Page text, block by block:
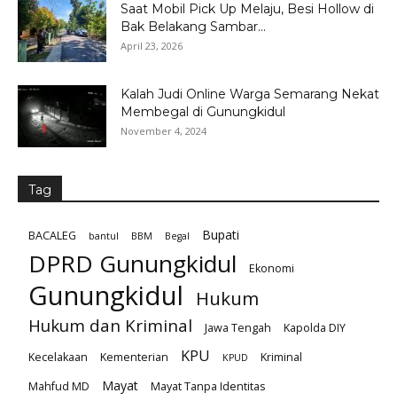
Saat Mobil Pick Up Melaju, Besi Hollow di
Bak Belakang Sambar...
April 23, 2026
Kalah Judi Online Warga Semarang Nekat
Membegal di Gunungkidul
November 4, 2024
Tag
BACALEG bantul BBM Begal Bupati
DPRD Gunungkidul Ekonomi
Gunungkidul Hukum
Hukum dan Kriminal Jawa Tengah
Kapolda DIY
Kecelakaan
Kementerian KPU KPUD
Kriminal
Mahfud MD
Mayat
Mayat Tanpa Identitas